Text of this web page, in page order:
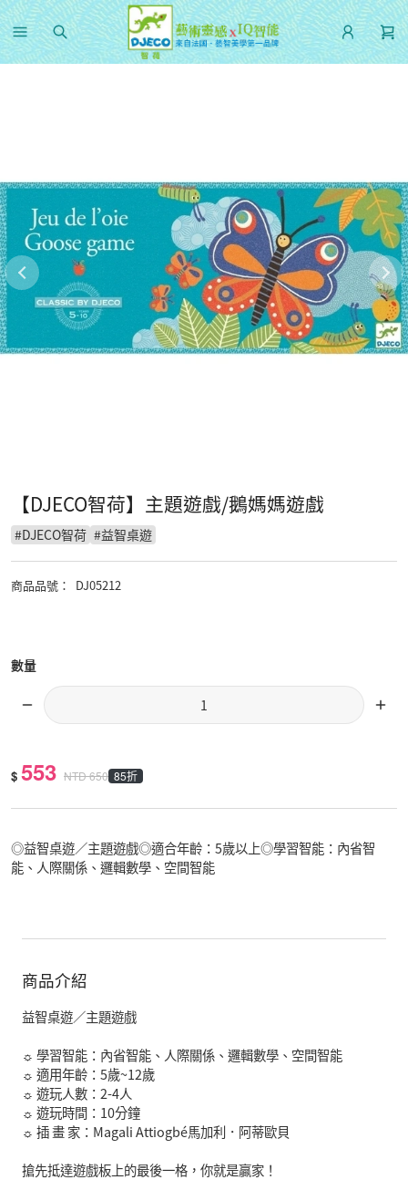
【DJECO智荷】主題遊戲/鵝媽媽遊戲
#DJECO智荷 #益智桌遊
商品品號 ： DJ05212
數量
$ 553 NTD650 85折
◎益智桌遊／主題遊戲◎適合年齡：5歲以上◎學習智能：內省智
能、人際關係、邏輯數學、空間智能
商品介紹
益智桌遊／主題遊戲
☼ 學習智能：內省智能、人際關係、邏輯數學、空間智能
☼ 適用年齡：5歲~12歲
☼ 遊玩人數：2-4人
☼ 遊玩時間：10分鐘
☼ 插 畫 家：Magali Attiogbé馬加利．阿蒂歐貝
搶先抵達遊戲板上的最後一格，你就是贏家！